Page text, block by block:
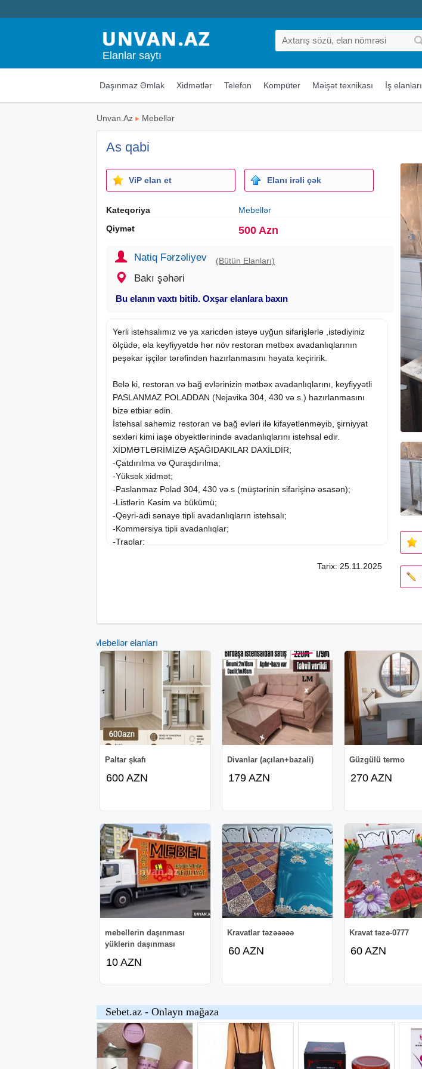
Elanlar saytı
Daşınmaz Əmlak Xidmətlər Telefon Kompüter Məişət texnikası İş elanları
Unvan.Az ▸ Mebellər
As qabi
ViP elan et Elanı irəli çək
Kateqoriya
Mebellər
Qiymət
500 Azn
Natiq Fərzəliyev (Bütün Elanları)
Bakı şəhəri
Bu elanın vaxtı bitib. Oxşar elanlara baxın
Yerli istehsalımız və ya xaricdən istəyə uyğun sifarişlərlə ,istədiyiniz
ölçüdə, əla keyfiyyətdə hər növ restoran mətbəx avadanlıqlarının
peşəkar işçilər tərəfindən hazırlanmasını həyata keçiririk.
Belə ki, restoran və bağ evlərinizin mətbəx avadanlıqlarını, keyfiyyətli
PASLANMAZ POLADDAN (Nejavika 304, 430 və s.) hazırlanmasını
bizə etbiar edin.
İstehsal sahəmiz restoran və bağ evləri ilə kifayətlənməyib, şirniyyat
sexləri kimi iaşə obyektlərinində avadanlıqlarını istehsal edir.
XİDMƏTLƏRİMİZƏ AŞAĞIDAKILAR DAXİLDİR;
-Çatdırılma və Quraşdırılma;
-Yüksək xidmət;
-Paslanmaz Polad 304, 430 və.s (müştərinin sifarişinə əsasən);
-Listlərin Kəsim və bükümü;
-Qeyri-adi sənaye tipli avadanlıqların istehsalı;
-Kommersiya tipli avadanlıqlar;
-Traplar;
-Çay samovarları;
-Ət çəkənlər;
-Gigiyena və Təmizlik avadanlıqları;
-Dönər və Tantuni aparatları;
-Dezinfektorlar və Zibil qabları;
Daha çox məlumat üçün əlaqə nömrələrimizə zəng edə və ya
whatsapp vasitəsilə əlaqə saxlaya bilərsiniz.
Tarix: 25.11.2025
Mebellər elanları
Paltar şkafı
600 AZN
Divanlar (açılan+bazali)
179 AZN
Güzgülü termo
270 AZN
mebellerin daşınması
yüklerin daşınması
10 AZN
Kravatlar təzəəəəə
60 AZN
Kravat təzə-0777
60 AZN